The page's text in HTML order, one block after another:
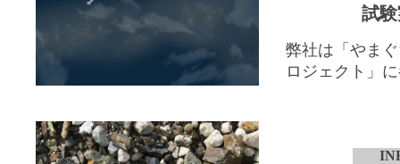
試
弊社は「やま
ロジェクト」